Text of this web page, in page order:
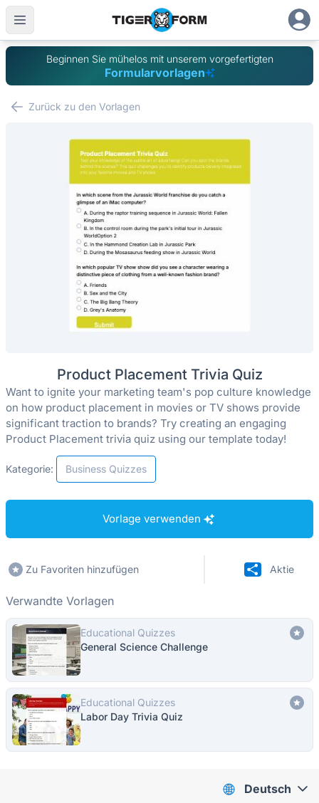
Beginnen Sie mühelos mit unserem vorgefertigten
Formularvorlagen
Zurück zu den Vorlagen
Product Placement Trivia Quiz
Want to ignite your marketing team's pop culture knowledge
on how product placement in movies or TV shows provide
significant traction to brands? Try creating an engaging
Product Placement trivia quiz using our template today!
Kategorie: Business Quizzes
Vorlage verwenden
Zu Favoriten hinzufügen Aktie
Verwandte Vorlagen
Educational Quizzes
General Science Challenge
Educational Quizzes
Labor Day Trivia Quiz
Deutsch